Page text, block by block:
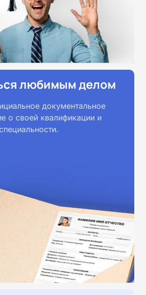
любимым делом
документальное
о своей квалификации и